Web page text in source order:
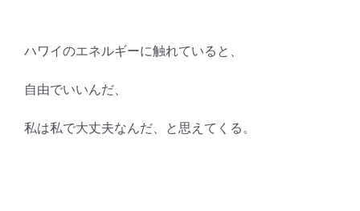
ハワイのエネルギーに触れていると、
自由でいいんだ、
私は私で大丈夫なんだ、と思えてくる。